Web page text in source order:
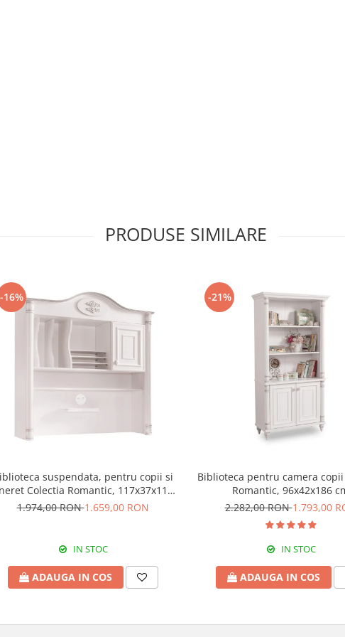
PRODUSE SIMILARE
-16%
suspendata, pentru copii si
Colectia Romantic, 117x37x119
cm
1.974,00 RON1.659,00 RON
IN STOC
ADAUGA IN COS
-21%
Biblioteca pentru camera
Romantic, 96x42x186
2.282,00 RON1.793,00
IN STOC
ADAUGA IN COS